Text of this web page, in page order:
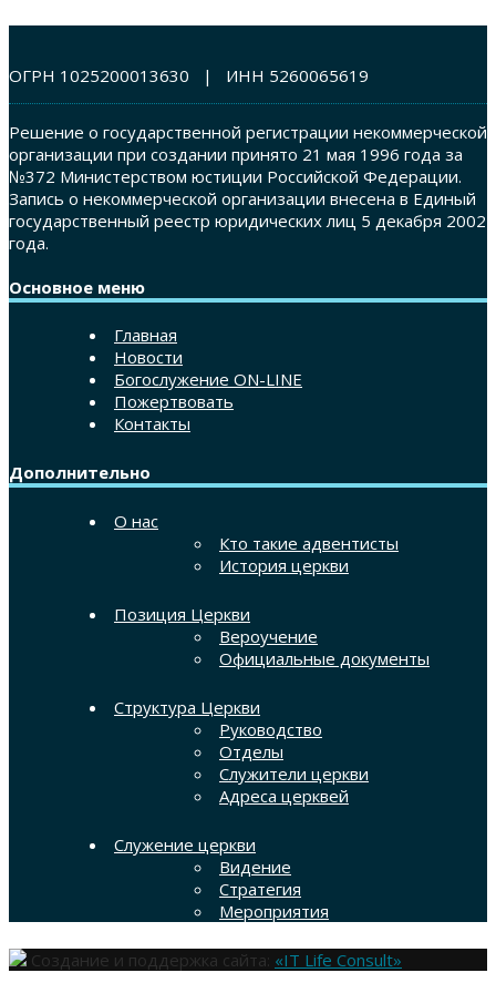
ОГРН 1025200013630 | ИНН 5260065619
Решение о государственной регистрации некоммерческой
организации при создании принято 21 мая 1996 года за
№372 Министерством юстиции Российской Федерации.
Запись о некоммерческой организации внесена в Единый
государственный реестр юридических лиц 5 декабря 2002
года.
Основное меню
Главная
Новости
Богослужение ON-LINE
Пожертвовать
Контакты
Дополнительно
О нас
Кто такие адвентисты
История церкви
Позиция Церкви
Вероучение
Официальные документы
Структура Церкви
Руководство
Отделы
Служители церкви
Адреса церквей
Служение церкви
Видение
Стратегия
Мероприятия
Создание и поддержка сайта: «IT Life Consult»